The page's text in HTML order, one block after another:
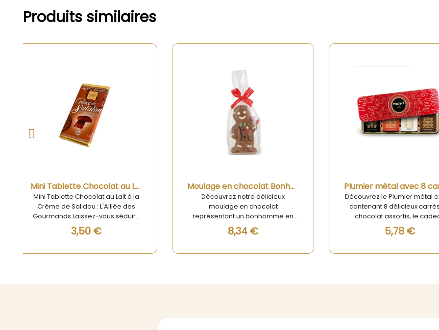
Produits similaires
Aperçu rapide
Découvrez notre délicieux
moulage en chocolat
représentant un bonhomme en
pain d’épices, pesant 75g. Ce
gâteau artisanal est une véritable
pour les amateurs de chocolat et
8,34 €
Aperçu rapide
Découvrez le Plumier métal exquis
contenant 8 délicieux carrés de
chocolat assortis, le cadeau
parfait pour les amateurs de
chocolats artisanaux. Chaque
sélectionné, offre une expérience
5,78 €
Aperçu rapide
Mini Tablettes aux 3
L’alliance parfaite du
et du noir Craquez pour
tablettes aux trois
création artisanale qui
cacaotées. Ce sachet
7,39 €